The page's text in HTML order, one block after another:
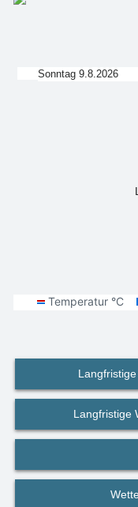
Sonntag 9.8.2026
Langfristige